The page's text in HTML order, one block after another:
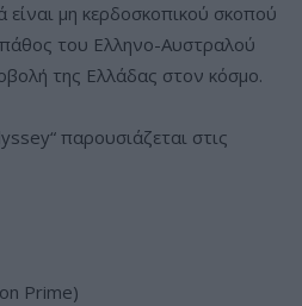
μη κερδοσκοπικού σκοπού
πάθος του Ελληνο-Αυστραλού
της Ελλάδας στον κόσμο.
παρουσιάζεται στις
Prime)